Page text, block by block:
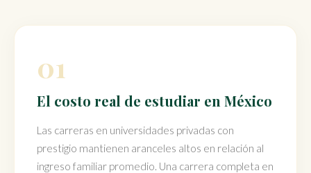
01
El costo real de estudiar en México
Las carreras en universidades privadas con
prestigio mantienen aranceles altos en relación al
ingreso familiar promedio. Una carrera completa en